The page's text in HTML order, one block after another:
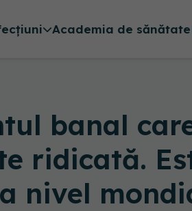
Academia de sănătate
banal
ridicată.
nivel